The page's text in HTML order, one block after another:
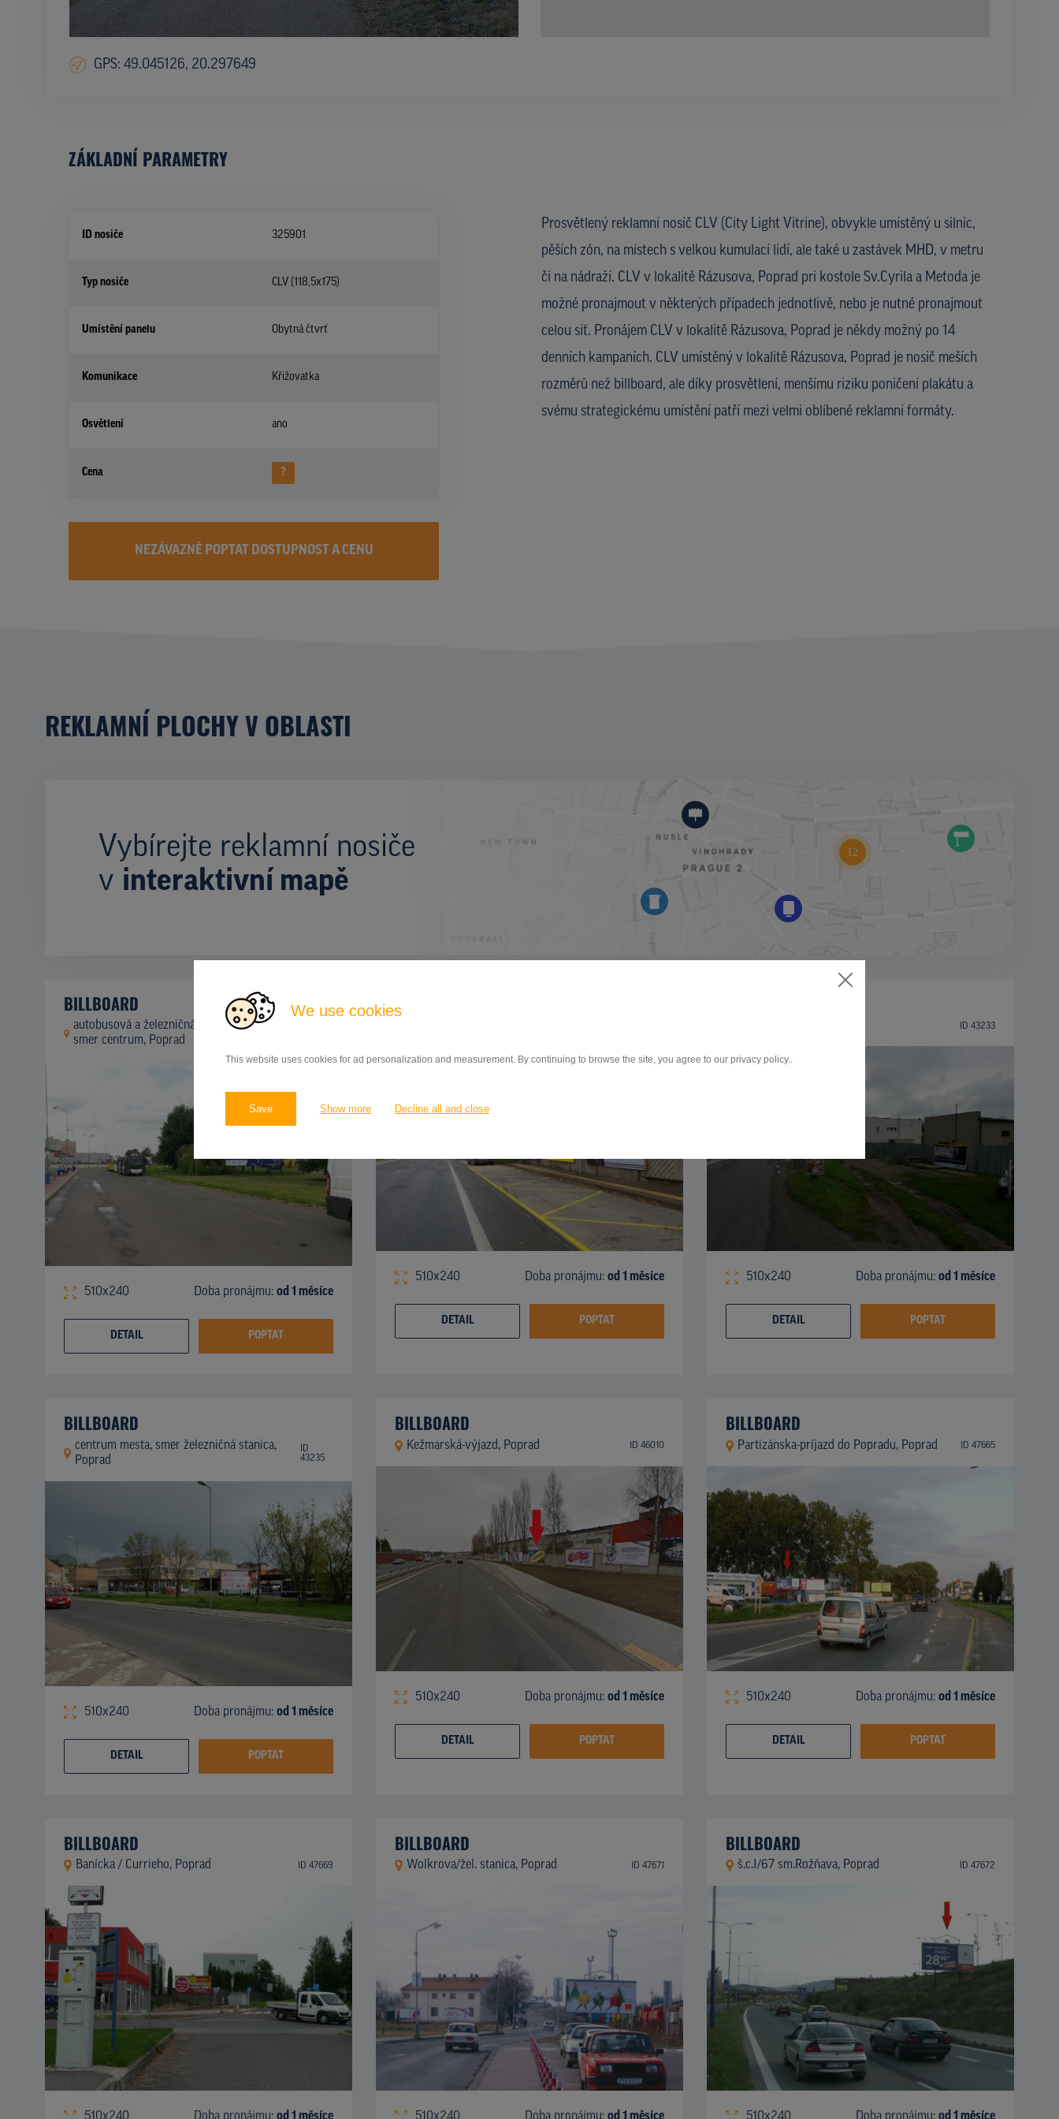
We use cookies
This website uses cookies for ad personalization and measurement. By continuing to browse the site, you agree to our privacy policy..
Save Show more Decline all and close
GPS: 49.045126, 20.297649
ZÁKLADNÍ PARAMETRY
ID nosiče 325901
Typ nosiče CLV (118,5x175)
Umístění panelu Obytná čtvrť
Komunikace Křižovatka
Osvětlení ano
Cena ?
Prosvětlený reklamní nosič CLV (City Light Vitrine), obvykle umístěný u silnic,
pěších zón, na místech s velkou kumulací lidí, ale také u zastávek MHD, v metru
či na nádraží. CLV v lokalitě Rázusova, Poprad pri kostole Sv.Cyrila a Metoda je
možné pronajmout v některých případech jednotlivě, nebo je nutné pronajmout
celou síť. Pronájem CLV v lokalitě Rázusova, Poprad je někdy možný po 14
denních kampaních. CLV umístěný v lokalitě Rázusova, Poprad je nosič meších
rozměrů než billboard, ale díky prosvětlení, menšímu riziku poničení plakátu a
svému strategickému umístění patří mezi velmi oblíbené reklamní formáty.
NEZÁVAZNĚ POPTAT DOSTUPNOST A CENU
REKLAMNÍ PLOCHY V OBLASTI
Vybírejte reklamní nosiče
v interaktivní mapě
BILLBOARD
autobusová a železničná stanica - parkovisko,
smer centrum, Poprad
510x240 Doba pronájmu: od 1 měsíce
DETAIL POPTAT
BILLBOARD
510x240 Doba pronájmu: od 1 měsíce
DETAIL POPTAT
ID 43233
510x240 Doba pronájmu: od 1 měsíce
DETAIL POPTAT
BILLBOARD
centrum mesta, smer železničná stanica,
Poprad
ID
43235
510x240 Doba pronájmu: od 1 měsíce
DETAIL POPTAT
BILLBOARD
Kežmarská-výjazd, Poprad ID 46010
510x240 Doba pronájmu: od 1 měsíce
DETAIL POPTAT
BILLBOARD
Partizánska-príjazd do Popradu, Poprad ID 47665
510x240 Doba pronájmu: od 1 měsíce
DETAIL POPTAT
BILLBOARD
Banícka / Currieho, Poprad ID 47669
BILLBOARD
Wolkrova/žel. stanica, Poprad ID 47671
BILLBOARD
š.c.I/67 sm.Rožňava, Poprad ID 47672